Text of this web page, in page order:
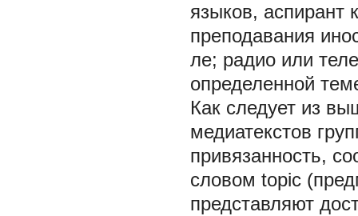
языков, аспирант
преподавания
ле; радио или
определенной
Как следует из
медиатекстов
привязанность,
словом topic
представляют